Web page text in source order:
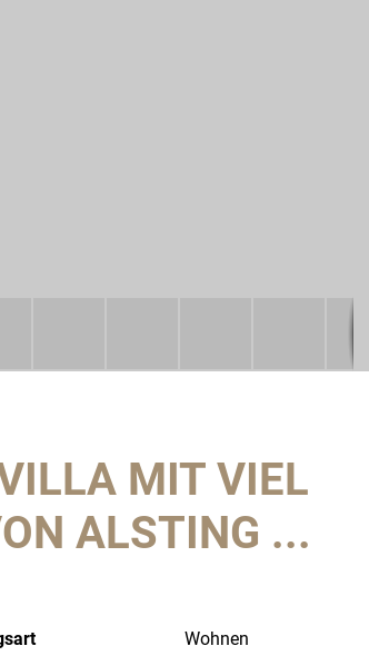
MIT VIEL
ALSTING ...
Wohnen